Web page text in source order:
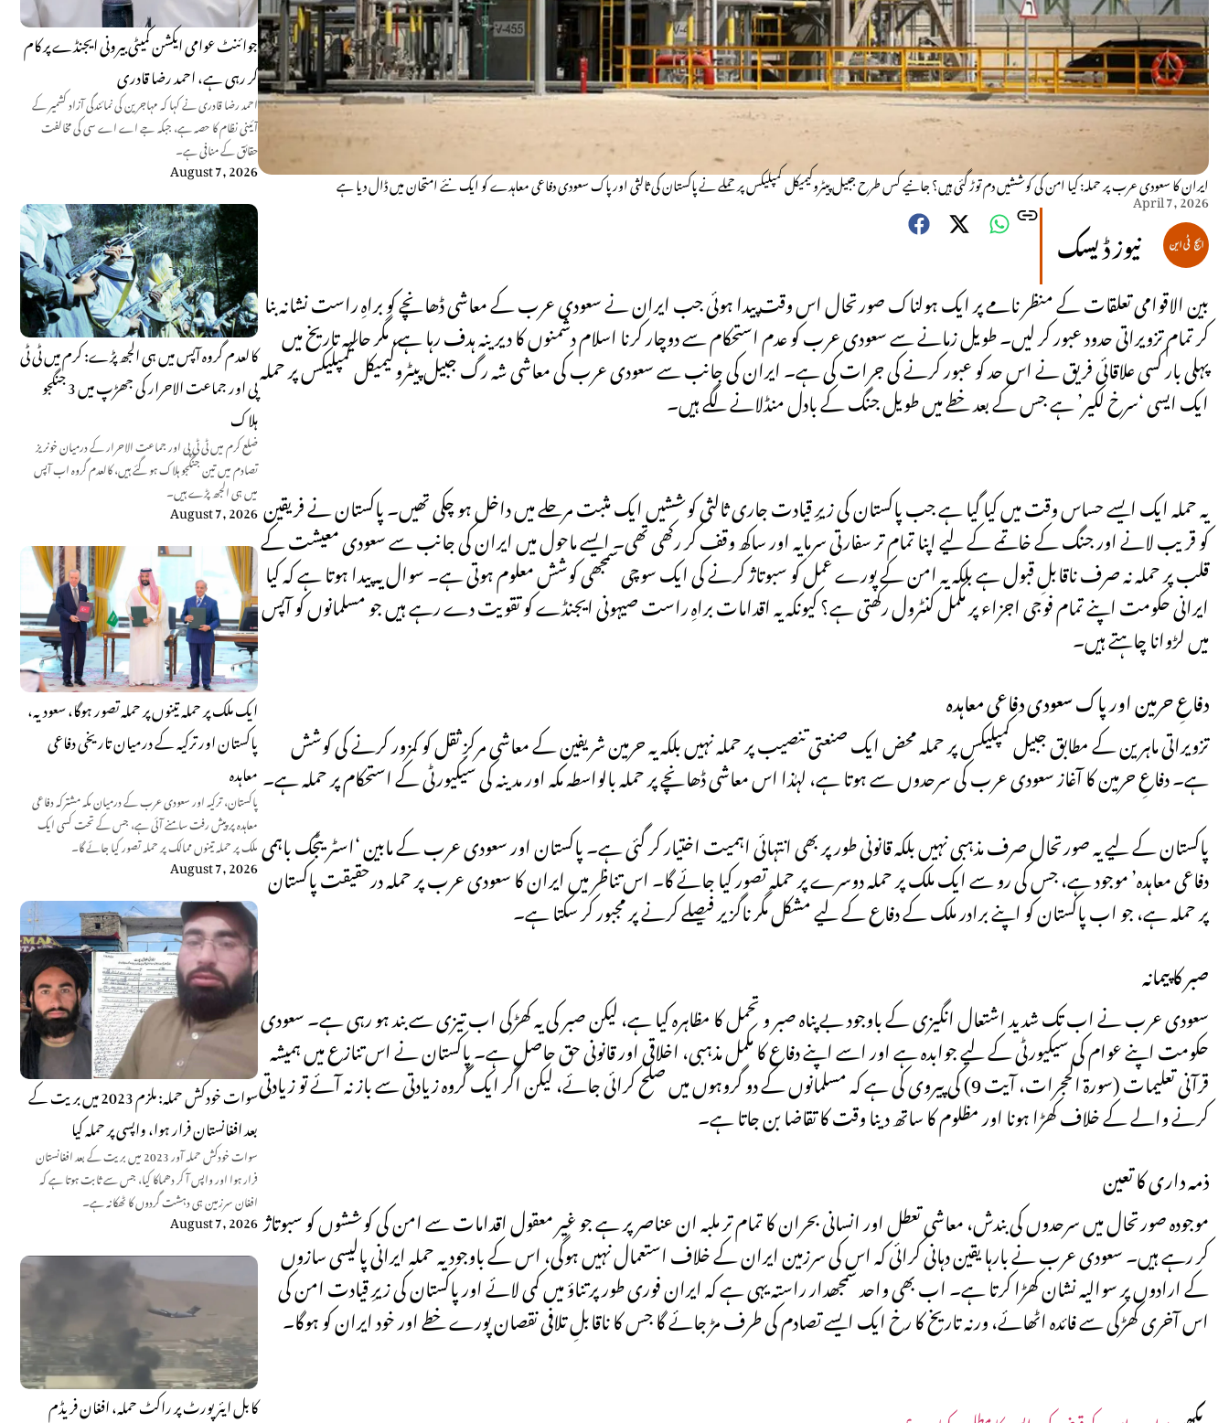
جوائنٹ عوامی ایکشن کمیٹی بیرونی ایجنڈے پر کام
کر رہی ہے، احمد رضا قادری
احمد رضا قادری نے کہا کہ مہاجرین کی نمائندگی آزاد کشمیر کے
آئینی نظام کا حصہ ہے، جبکہ جے اے اے سی کی مخالفت
حقائق کے منافی ہے۔
August 7, 2026
کالعدم گروہ آپس میں ہی الجھ پڑے: کرم میں ٹی ٹی
پی اور جماعت الاحرار کی جھڑپ میں 3 جنگجو
ہلاک
ضلع کرم میں ٹی ٹی پی اور جماعت الاحرار کے درمیان خونریز
تصادم میں تین جنگجو ہلاک ہو گئے ہیں، کالعدم گروہ اب آپس
میں ہی الجھ پڑے ہیں۔
August 7, 2026
ایک ملک پر حملہ تینوں پر حملہ تصور ہوگا، سعودیہ،
پاکستان اور ترکیہ کے درمیان تاریخی دفاعی
معاہدہ
پاکستان، ترکیہ اور سعودی عرب کے درمیان مکہ مشترکہ دفاعی
معاہدہ پر پیش رفت سامنے آئی ہے، جس کے تحت کسی ایک
ملک پر حملہ تینوں ممالک پر حملہ تصور کیا جائے گا۔
August 7, 2026
سوات خودکش حملہ: ملزم 2023 میں بریت کے
بعد افغانستان فرار ہوا، واپسی پر حملہ کیا
سوات خودکش حملہ آور 2023 میں بریت کے بعد افغانستان
فرار ہوا اور واپس آ کر دھماکا کیا، جس سے ثابت ہوتا ہے کہ
افغان سرزمین ہی دہشت گردوں کا ٹھکانہ ہے۔
August 7, 2026
کابل ایئرپورٹ پر راکٹ حملہ، افغان فریڈم
ایران کا سعودی عرب پر حملہ: کیا امن کی کوششیں دم توڑ گئی ہیں؟ جانیے کس طرح جبیل پیٹروکیمیکل کمپلیکس پر حملے نے پاکستان کی ثالثی اور پاک سعودی دفاعی معاہدے کو ایک نئے امتحان میں ڈال دیا ہے
April 7, 2026
نیوز ڈیسک
بین الاقوامی تعلقات کے منظر نامے پر ایک ہولناک صورتحال اس وقت پیدا ہوئی جب ایران نے سعودی عرب کے معاشی ڈھانچے کو براہِ راست نشانہ بنا
کر تمام تزویراتی حدود عبور کر لیں۔ طویل زمانے سے سعودی عرب کو عدم استحکام سے دوچار کرنا اسلام دشمنوں کا دیرینہ ہدف رہا ہے، مگر حالیہ تاریخ میں
پہلی بار کسی علاقائی فریق نے اس حد کو عبور کرنے کی جرات کی ہے۔ ایران کی جانب سے سعودی عرب کی معاشی شہ رگ جبیل پیٹروکیمیکل کمپلیکس پر حملہ
ایک ایسی ‘سرخ لکیر’ ہے جس کے بعد خطے میں طویل جنگ کے بادل منڈلانے لگے ہیں۔
یہ حملہ ایک ایسے حساس وقت میں کیا گیا ہے جب پاکستان کی زیرِ قیادت جاری ثالثی کوششیں ایک مثبت مرحلے میں داخل ہو چکی تھیں۔ پاکستان نے فریقین
کو قریب لانے اور جنگ کے خاتمے کے لیے اپنا تمام تر سفارتی سرمایہ اور ساکھ وقف کر رکھی تھی۔ ایسے ماحول میں ایران کی جانب سے سعودی معیشت کے
قلب پر حملہ نہ صرف ناقابلِ قبول ہے بلکہ یہ امن کے پورے عمل کو سبوتاژ کرنے کی ایک سوچی سمجھی کوشش معلوم ہوتی ہے۔ سوال یہ پیدا ہوتا ہے کہ کیا
ایرانی حکومت اپنے تمام فوجی اجزاء پر مکمل کنٹرول رکھتی ہے؟ کیونکہ یہ اقدامات براہِ راست صیہونی ایجنڈے کو تقویت دے رہے ہیں جو مسلمانوں کو آپس
میں لڑوانا چاہتے ہیں۔
دفاعِ حرمین اور پاک سعودی دفاعی معاہدہ
تزویراتی ماہرین کے مطابق جبیل کمپلیکس پر حملہ محض ایک صنعتی تنصیب پر حملہ نہیں بلکہ یہ حرمین شریفین کے معاشی مرکزِ ثقل کو کمزور کرنے کی کوشش
ہے۔ دفاعِ حرمین کا آغاز سعودی عرب کی سرحدوں سے ہوتا ہے، لہٰذا اس معاشی ڈھانچے پر حملہ بالواسطہ مکہ اور مدینہ کی سیکیورٹی کے استحکام پر حملہ ہے۔
پاکستان کے لیے یہ صورتحال صرف مذہبی نہیں بلکہ قانونی طور پر بھی انتہائی اہمیت اختیار کر گئی ہے۔ پاکستان اور سعودی عرب کے مابین ‘اسٹریٹجک باہمی
دفاعی معاہدہ’ موجود ہے، جس کی رو سے ایک ملک پر حملہ دوسرے پر حملہ تصور کیا جائے گا۔ اس تناظر میں ایران کا سعودی عرب پر حملہ درحقیقت پاکستان
پر حملہ ہے، جو اب پاکستان کو اپنے برادر ملک کے دفاع کے لیے مشکل مگر ناگزیر فیصلے کرنے پر مجبور کر سکتا ہے۔
صبر کا پیمانہ
سعودی عرب نے اب تک شدید اشتعال انگیزی کے باوجود بے پناہ صبر و تحمل کا مظاہرہ کیا ہے، لیکن صبر کی یہ کھڑکی اب تیزی سے بند ہو رہی ہے۔ سعودی
حکومت اپنے عوام کی سیکیورٹی کے لیے جوابدہ ہے اور اسے اپنے دفاع کا مکمل مذہبی، اخلاقی اور قانونی حق حاصل ہے۔ پاکستان نے اس تنازع میں ہمیشہ
قرآنی تعلیمات (سورۃ الحجرات، آیت 9) کی پیروی کی ہے کہ مسلمانوں کے دو گروہوں میں صلح کرائی جائے، لیکن اگر ایک گروہ زیادتی سے باز نہ آئے تو زیادتی
کرنے والے کے خلاف کھڑا ہونا اور مظلوم کا ساتھ دینا وقت کا تقاضا بن جاتا ہے۔
ذمہ داری کا تعین
موجودہ صورتحال میں سرحدوں کی بندش، معاشی تعطل اور انسانی بحران کا تمام تر ملبہ ان عناصر پر ہے جو غیر معقول اقدامات سے امن کی کوششوں کو سبوتاژ
کر رہے ہیں۔ سعودی عرب نے بارہا یقین دہانی کرائی کہ اس کی سرزمین ایران کے خلاف استعمال نہیں ہوگی، اس کے باوجود یہ حملہ ایرانی پالیسی سازوں
کے ارادوں پر سوالیہ نشان کھڑا کرتا ہے۔ اب بھی واحد سمجھدار راستہ یہی ہے کہ ایران فوری طور پر تناؤ میں کمی لائے اور پاکستان کی زیرِ قیادت امن کی
اس آخری کھڑکی سے فائدہ اٹھائے، ورنہ تاریخ کا رخ ایک ایسے تصادم کی طرف مڑ جائے گا جس کا ناقابلِ تلافی نقصان پورے خطے اور خود ایران کو ہوگا۔